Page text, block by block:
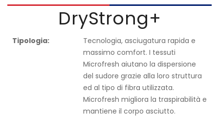
DryStrong+
Tipologia:
Tecnologia, asciugatura rapida e
massimo comfort. I tessuti
Microfresh aiutano la dispersione
del sudore grazie alla loro struttura
ed al tipo di fibra utilizzata.
Microfresh migliora la traspirabilità e
mantiene il corpo asciutto.